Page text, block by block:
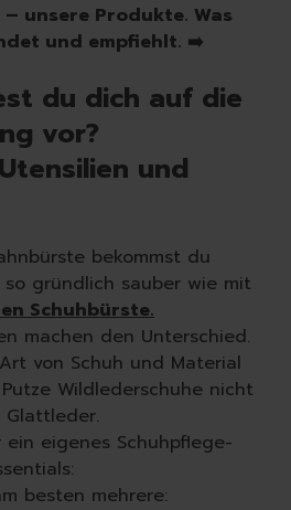
Handseifen
Handschuhe
Haushaltspapier
Tücher | Schwämme |
Mikrofaser-Tücher
Schwämme |
unsere Produkte. Was
und empfiehlt. ➡️
du dich auf die
vor?
und
bekommst du
gründlich sauber wie mit
Schuhbürste.
machen den Unterschied.
von Schuh und Material
Wildlederschuhe nicht
eigenes Schuhpflege-
besten mehrere: